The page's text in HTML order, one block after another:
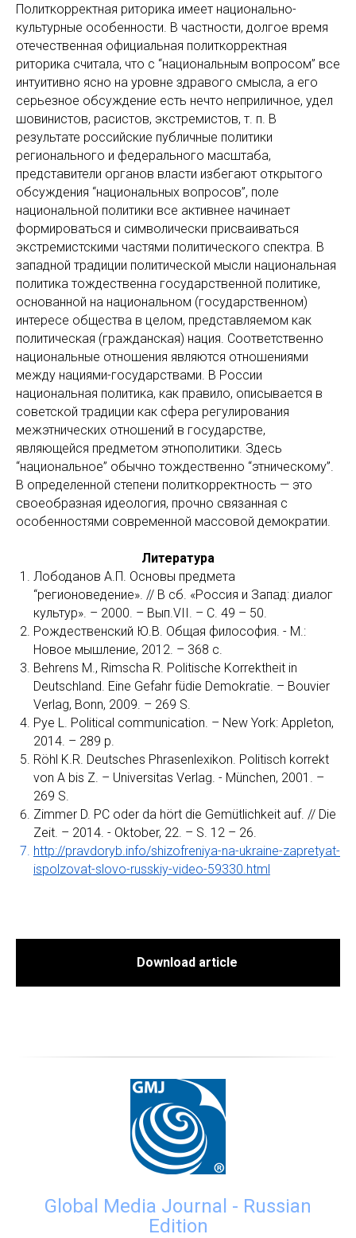
Политкорректная риторика имеет национально-
культурные особенности. В частности, долгое время
отечественная официальная политкорректная
риторика считала, что с “национальным вопросом” все
интуитивно ясно на уровне здравого смысла, а его
серьезное обсуждение есть нечто неприличное, удел
шовинистов, расистов, экстремистов, т. п. В
результате российские публичные политики
регионального и федерального масштаба,
представители органов власти избегают открытого
обсуждения “национальных вопросов”, поле
национальной политики все активнее начинает
формироваться и символически присваиваться
экстремистскими частями политического спектра. В
западной традиции политической мысли национальная
политика тождественна государственной политике,
основанной на национальном (государственном)
интересе общества в целом, представляемом как
политическая (гражданская) нация. Соответственно
национальные отношения являются отношениями
между нациями-государствами. В России
национальная политика, как правило, описывается в
советской традиции как сфера регулирования
межэтнических отношений в государстве,
являющейся предметом этнополитики. Здесь
“национальное” обычно тождественно “этническому”.
В определенной степени политкорректность — это
своеобразная идеология, прочно связанная с
особенностями современной массовой демократии.
Литература
Лободанов А.П. Основы предмета
“регионоведение». // В сб. «Россия и Запад: диалог
культур». – 2000. – Вып.VII. – C. 49 – 50.
Рождественский Ю.В. Общая философия. - М.:
Новое мышление, 2012. – 368 с.
Behrens M., Rimscha R. Politische Korrektheit in
Deutschland. Eine Gefahr füdie Demokratie. – Bouvier
Verlag, Bonn, 2009. – 269 S.
Pye L. Political communication. – New York: Appleton,
2014. – 289 p.
Röhl K.R. Deutsches Phrasenlexikon. Politisch korrekt
von A bis Z. – Universitas Verlag. - München, 2001. –
269 S.
Zimmer D. PC oder da hört die Gemütlichkeit auf. // Die
Zeit. – 2014. - Oktober, 22. – S. 12 – 26.
http://pravdoryb.info/shizofreniya-na-ukraine-zapretyat-
ispolzovat-slovo-russkiy-video-59330.html
Download article
Global Media Journal - Russian
Edition